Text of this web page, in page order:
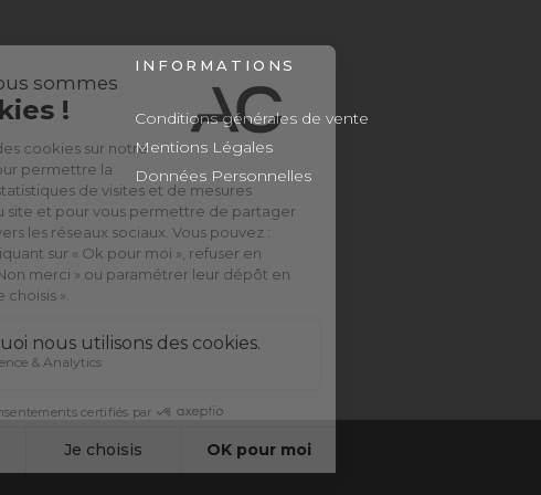
INFORMATIONS
Conditions générales de vente
Mentions Légales
Données Personnelles